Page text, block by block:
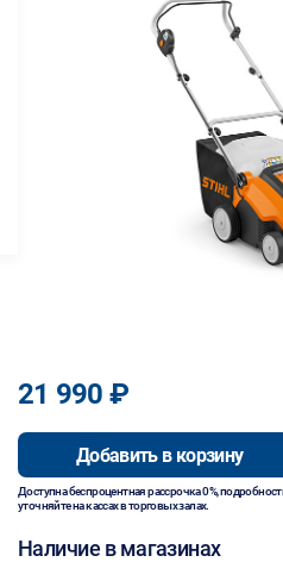
21 990 ₽
Добавить в корзину
Доступна беспроцентная рассрочка 0%,
уточняйте на кассах в торговых залах.
Наличие в магазинах